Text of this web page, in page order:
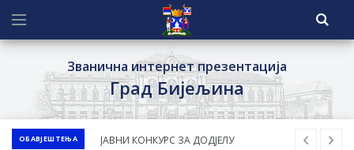
Званична интернет презентација
Град Бијељина
ОБАВЈЕШТЕЊА
Обавјештење за предузетника - Ненад